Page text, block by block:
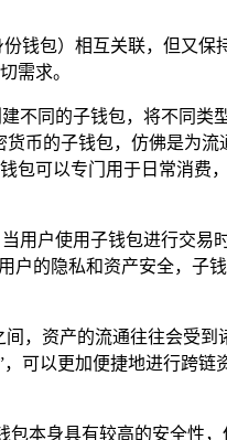
钱包）相互关联，但又
需求。
不同的子钱包，将不同
币的子钱包，仿佛是为
可以专门用于日常消费
用户使用子钱包进行交
的隐私和资产安全，子
，资产的流通往往会受
可以更加便捷地进行跨
本身具有较高的安全性